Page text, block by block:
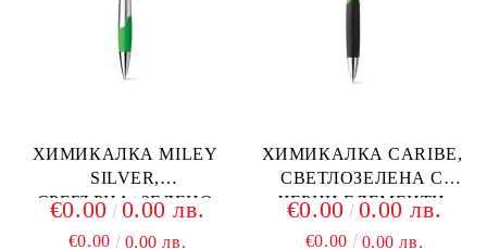
ХИМИКАЛКА MILEY
SILVER,
СРЕБЪРНА+ЗЕЛЕНО
€0.00 0.00 лв.
€0.00 0.00 лв.
ХИМИКАЛКА CARIBE,
СВЕТЛОЗЕЛЕНА С
ЧЕРНИ ЕЛЕМЕНТИ
€0.00 0.00 лв.
€0.00 0.00 лв.